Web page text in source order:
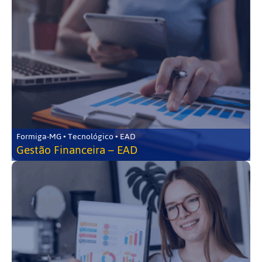
Formiga-MG • Tecnológico • EAD
Gestão Financeira – EAD